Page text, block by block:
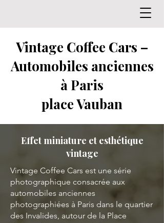
Vintage Coffee Cars –
Automobiles anciennes
à Paris
place Vauban
Effet miniature et esthétique
vintage
Vintage Coffee Cars est une série
photographique consacrée aux
automobiles anciennes
photographiées à Paris dans le quartier
des Invalides, autour de la Place